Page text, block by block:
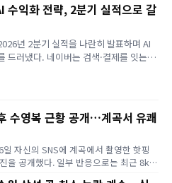
에 소나기가 예보됐다.
수익화 전략, 2분기 실적으로 갈
년 2분기 실적을 나란히 발표하며 AI
드러냈다. 네이버는 검색·결제를 잇는
수영복 근황 공개…계곡서 유쾌
자신의 SNS에 계곡에서 촬영한 핫핑
을 공개했다. 일부 반응으로는 최근 8kg